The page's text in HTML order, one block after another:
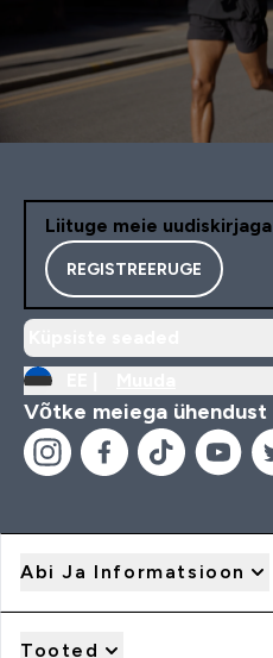
Liituge meie uudiskirjaga
REGISTREERUGE
Võtke meiega ühendust
Abi Ja Informatsioon
Tooted